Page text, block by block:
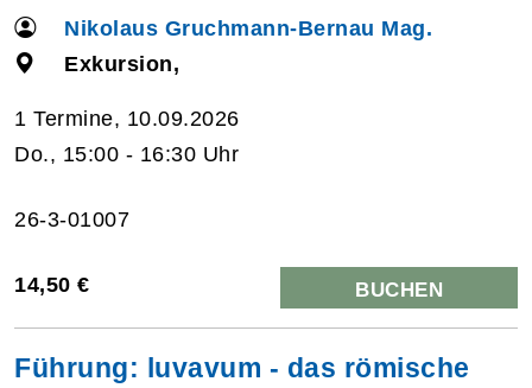
Nikolaus Gruchmann-Bernau Mag.
Exkursion,
1 Termine, 10.09.2026
Do., 15:00 - 16:30 Uhr
26-3-01007
14,50 € BUCHEN
Führung: luvavum - das römische